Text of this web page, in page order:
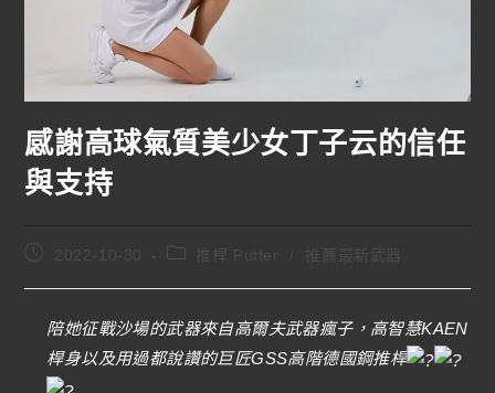
感謝高球氣質美少女丁子云的信任
與支持
2022-10-30
陪她征戰沙場的武器來自高爾夫武器瘋子，高智慧KAEN
桿身以及用過都說讚的巨匠GSS高階德國鋼推桿